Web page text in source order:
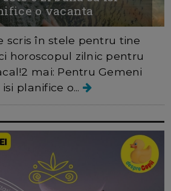
o vacanta
scris în stele pentru tine
horoscopul zilnic pentru
mai: Pentru Gemeni
planifice o...